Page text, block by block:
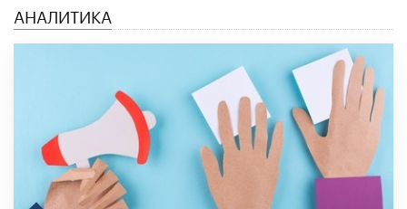
АНАЛИТИКА